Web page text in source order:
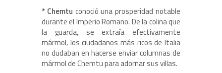
* Chemtu conoció una prosperidad notable
durante el Imperio Romano. De la colina que
la guarda, se extraía efectivamente
mármol, los ciudadanos más ricos de Italia
no dudaban en hacerse enviar columnas de
mármol de Chemtu para adornar sus villas.